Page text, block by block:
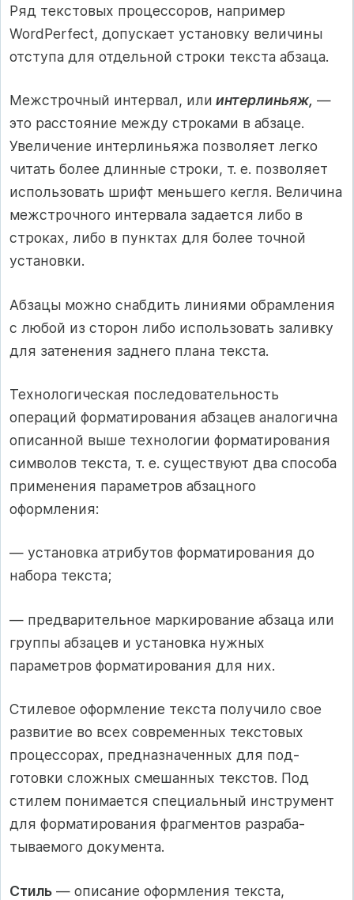
Ряд текстовых процессоров, например
WordPerfect, допускает установку величины
отступа для отдельной строки тек­ста абзаца.
Межстрочный интервал, или интерлиньяж, —
это расстояние между строками в абзаце.
Увеличение интерлиньяжа позволяет легко
читать более длинные строки, т. е. позволяет
использовать шрифт меньшего кегля. Величина
межстрочного интервала зада­ется либо в
строках, либо в пунктах для более точной
установки.
Абзацы можно снабдить линиями обрамления
с любой из сторон либо использовать заливку
для затенения заднего плана текста.
Технологическая последовательность
операций форматирова­ния абзацев аналогична
описанной выше технологии форматиро­вания
символов текста, т. е. существуют два способа
применения параметров абзацного
оформления:
— установка атрибутов форматирования до
набора текста;
— предварительное маркирование абзаца или
группы абзацев и установка нужных
параметров форматирования для них.
Стилевое оформление текста получило свое
развитие во всех современных текстовых
процессорах, предназначенных для под­
готовки сложных смешанных текстов. Под
стилем понимается спе­циальный инструмент
для форматирования фрагментов разраба­
тываемого документа.
Стиль — описание оформления текста,